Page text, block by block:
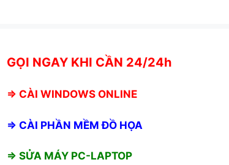
GỌI NGAY KHI CẦN 24/24h
⇒ CÀI WINDOWS ONLINE
⇒ CÀI PHẦN MỀM ĐỒ HỌA
⇒ SỬA MÁY PC-LAPTOP